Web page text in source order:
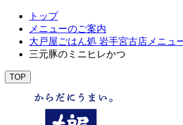
トップ
メニューのご案内
大戸屋ごはん処 岩手宮古店メニュ
三元豚のミニヒレかつ
TOP